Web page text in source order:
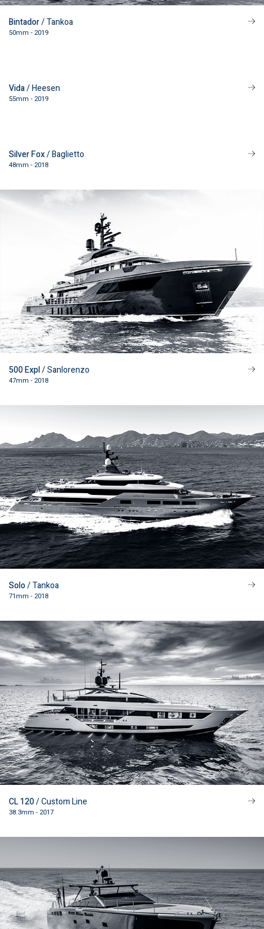
Bintador/ Tankoa
50mm - 2019
Vida/ Heesen
55mm - 2019
Silver Fox/ Baglietto
48mm - 2018
500 Expl/ Sanlorenzo
47mm - 2018
Solo/ Tankoa
71mm - 2018
CL 120/ Custom Line
38.3mm - 2017